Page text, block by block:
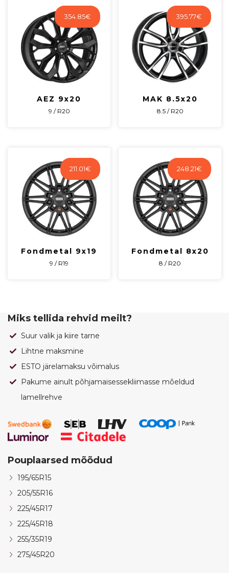
354.85€
AEZ 9x20
9 / R20
395.77€
MAK 8.5x20
8.5 / R20
211.01€
Fondmetal 9x19
9 / R19
248.21€
Fondmetal 8x20
8 / R20
Miks tellida rehvid meilt?
Suur valik ja kiire tarne
Lihtne maksmine
ESTO järelamaksu võimalus
Pakume ainult põhjamaisessekliimasse mõeldud
lamellrehve
Pouplaarsed mõõdud
195/65R15
205/55R16
225/45R17
225/45R18
255/35R19
275/45R20